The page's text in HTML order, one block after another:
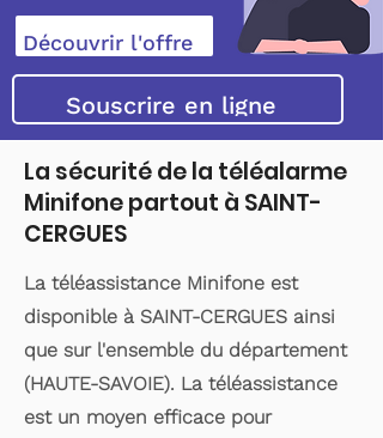
Découvrir l'offre
Souscrire en ligne
La sécurité de la téléalarme
Minifone partout à SAINT-
CERGUES
La téléassistance Minifone est
disponible à SAINT-CERGUES ainsi
que sur l'ensemble du département
(HAUTE-SAVOIE). La téléassistance
est un moyen efficace pour